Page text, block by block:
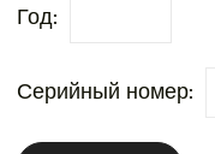
Год:
Серийный номер: